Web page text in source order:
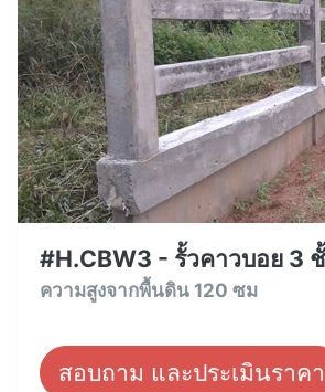
#H.CBW3 - รั้วคาวบอย 3
ความสูงจากพื้นดิน 120 ซม
สอบถาม และประเมินราคา